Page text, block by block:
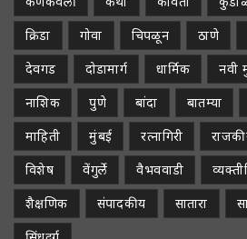
क्रिडा
गोवा चिपळून ठाणे
देवगड
दोडामार्ग धार्मिक नवी
नाशिक
पुणे बांदा बातम्या
माहिती
मुंबई रत्नागिरी
विशेष
वेंगुर्ले वैभववाडी
शैक्षणिक
संपादकीय सातारा